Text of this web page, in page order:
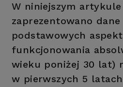
W niniejszym artykule
zaprezentowano
podstawowych
funkcjonowania
wieku poniżej 30 lat)
w pierwszych 5